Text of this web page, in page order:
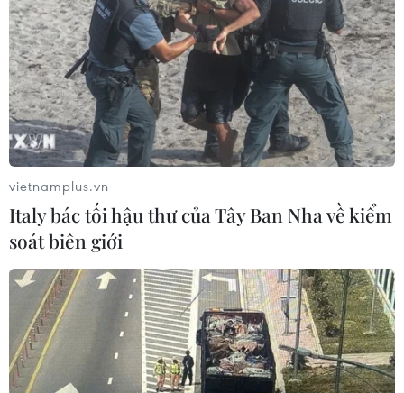
vietnamplus.vn
Italy bác tối hậu thư của Tây Ban Nha về kiểm
soát biên giới